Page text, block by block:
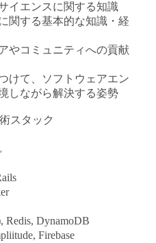
イエンスに関する知識
関する基本的な知識・経
やコミュニティへの貢献
けて、ソフトウェアエン
しながら解決する姿勢
スタック
Redis, DynamoDB
Firebase